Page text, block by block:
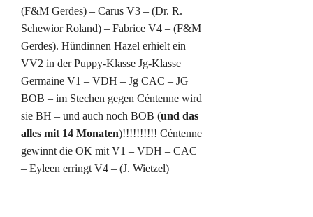
(F&M Gerdes) – Carus V3 – (Dr. R.
Schewior Roland) – Fabrice V4 – (F&M
Gerdes). Hündinnen Hazel erhielt ein
VV2 in der Puppy-Klasse Jg-Klasse
Germaine V1 – VDH – Jg CAC – JG
BOB – im Stechen gegen Céntenne wird
sie BH – und auch noch BOB (und das
alles mit 14 Monaten)!!!!!!!!!! Céntenne
gewinnt die OK mit V1 – VDH – CAC
– Eyleen erringt V4 – (J. Wietzel)